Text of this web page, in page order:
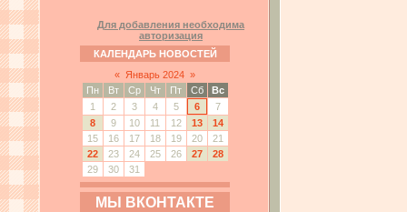
Для добавления необходима
авторизация
КАЛЕНДАРЬ НОВОСТЕЙ
« Январь 2024 »
Пн
Вт Ср Чт Пт Сб
Вс
1
2 3 4 5 6
7
8
9 10 11 12 13
14
15
16 17 18 19 20
21
22
23 24 25 26 27
28
29
30 31
МЫ ВКОНТАКТЕ